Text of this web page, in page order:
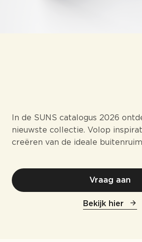
In de SUNS catalogus 2026
nieuwste collectie. Volop
creëren van de ideale
Vraag aan
Bekijk hier